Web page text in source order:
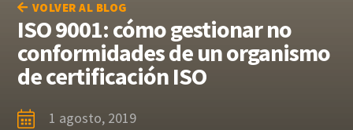
VOLVER AL BLOG
ISO 9001: cómo gestionar no
conformidades de un organismo
de certificación ISO
1 agosto, 2019